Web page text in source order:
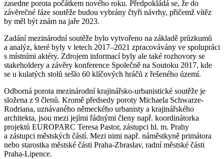
zasedne porota počátkem nového roku. Předpokládá se, že do
závěrečné fáze soutěže budou vybrány čtyři návrhy, přičemž vítěz
by měl být znám na jaře 2023.
Zadání mezinárodní soutěže bylo vytvořeno na základě průzkumů
a analýz, které byly v letech 2017–2021 zpracovávány ve spolupráci
s místními aktéry. Zdrojem informací byly ale také rozhovory se
stakeholdery a závěry konference Společně na Soutoku 2017, kde
se u kulatých stolů sešlo 60 klíčových hráčů z řešeného území.
Odborná porota mezinárodní krajinářsko-urbanistické soutěže je
složena z 9 členů. Kromě předsedy poroty Michaela Schwarze-
Rodriana, uznávaného německého urbanisty a krajinářského
architekta, jsou mezi jejími řádnými členy např. koordinátorka
projektů EUROPARC Teresa Pastor, zástupci hl. m. Prahy
a zástupci městských částí. Mezi nimi např. náměstkyně primátora
nebo starostka městské části Praha-Zbraslav, radní městské části
Praha-Lipence.